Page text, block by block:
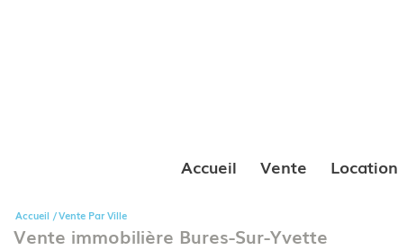
Accueil Vente Location
Accueil Vente Par Ville
Vente immobilière Bures-Sur-Yvette